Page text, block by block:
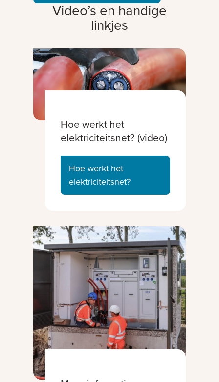
Video’s en handige
linkjes
Hoe werkt het
elektriciteitsnet? (video)
Hoe werkt het
elektriciteitsnet?